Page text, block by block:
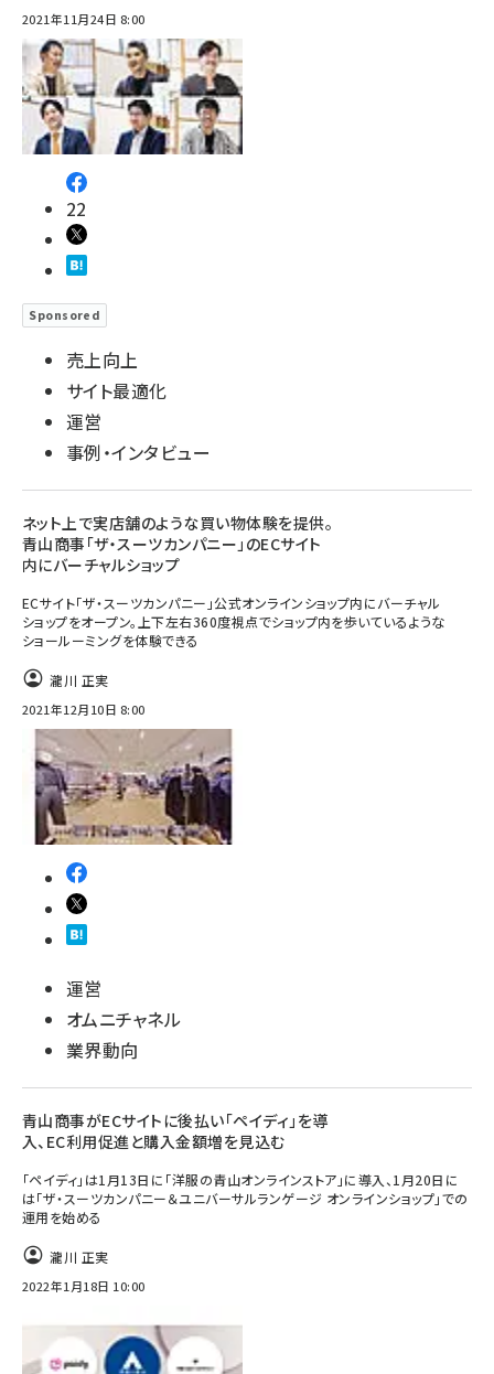
2021年11月24日 8:00
22
Sponsored
売上向上
サイト最適化
運営
事例・インタビュー
ネット上で実店舗のような買い物体験を提供。
青山商事「ザ・スーツカンパニー」のECサイト
内にバーチャルショップ
ECサイト「ザ・スーツカンパニー」公式オンラインショップ内にバーチャル
ショップをオープン。上下左右360度視点でショップ内を歩いているような
ショールーミングを体験できる
瀧川 正実
2021年12月10日 8:00
運営
オムニチャネル
業界動向
青山商事がECサイトに後払い「ペイディ」を導
入、EC利用促進と購入金額増を見込む
「ペイディ」は1月13日に「洋服の青山オンラインストア」に導入、1月20日に
は「ザ・スーツカンパニー＆ユニバーサルランゲージ オンラインショップ」での
運用を始める
瀧川 正実
2022年1月18日 10:00